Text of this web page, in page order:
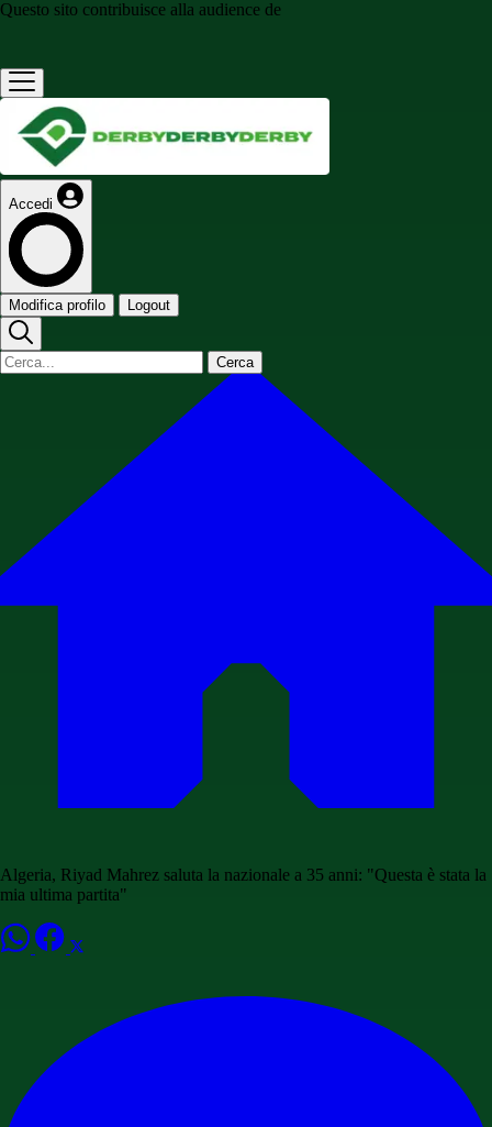
Questo sito contribuisce alla audience de
Accedi
Modifica profilo Logout
Cerca
Algeria, Riyad Mahrez saluta la nazionale a 35 anni: "Questa è stata la
mia ultima partita"